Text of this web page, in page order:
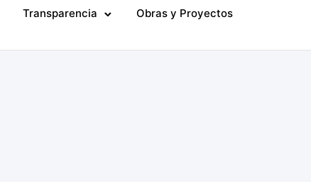
Transparencia Obras y Proyectos